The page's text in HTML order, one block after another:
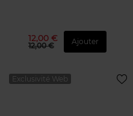
12,00 €
12,00 € Ajouter
Exclusivité Web